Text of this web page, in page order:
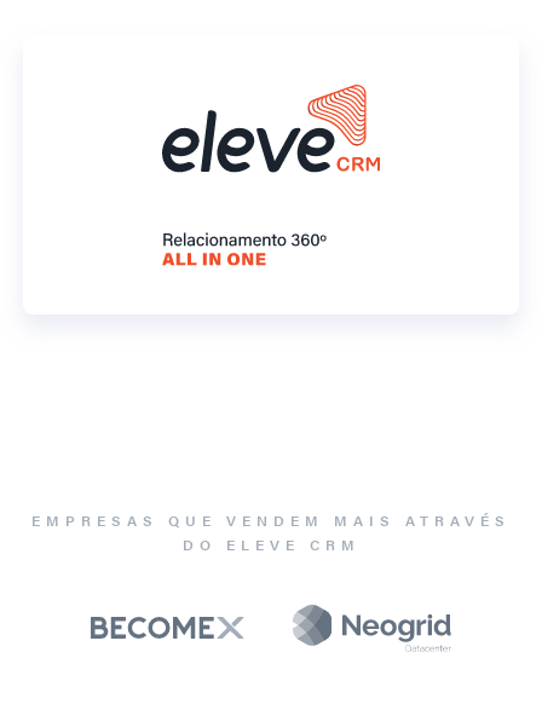
EMPRESAS QUE VENDEM MAIS ATRAVÉS
DO ELEVE CRM